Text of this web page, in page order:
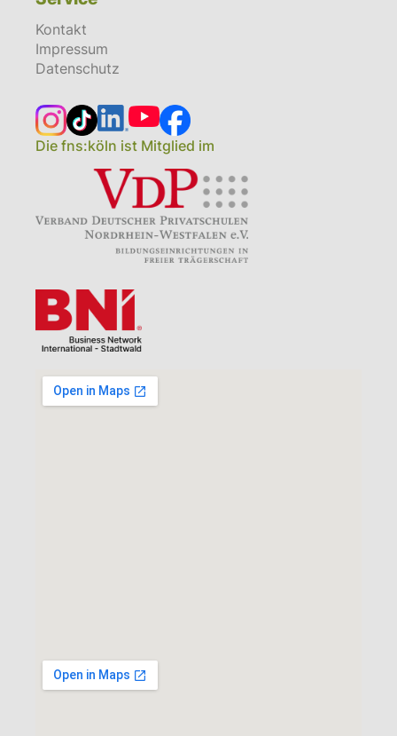
Kontakt
Impressum
Datenschutz
Die fns:köln ist Mitglied im